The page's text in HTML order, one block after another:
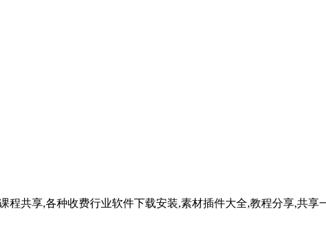
共享,各种收费行业软件下载安装,素材插件大全,教程分享,共享